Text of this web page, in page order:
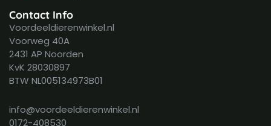
Contact Info
Voordeeldierenwinkel.nl
Voorweg 40A
2431 AP Noorden
KvK 28030897
BTW NL005134973B01
info@voordeeldierenwinkel.nl
0172-408530